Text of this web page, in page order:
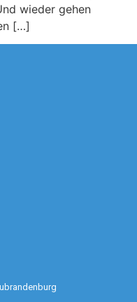
wieder gehen
[…]